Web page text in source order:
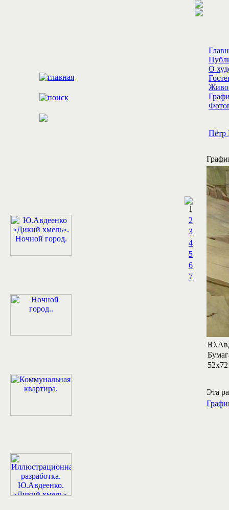
1
2
3
4
5
6
7
О
Пётр
52х72
Эта